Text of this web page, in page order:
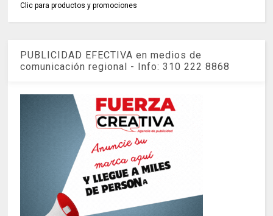
Clic para productos y promociones
PUBLICIDAD EFECTIVA en medios de
comunicación regional - Info: 310 222 8868